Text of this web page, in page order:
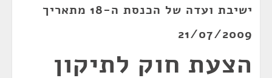
ישיבת ועדה של הכנסת ה-18 מתאריך
21/07/2009
הצעת חוק לתיקון